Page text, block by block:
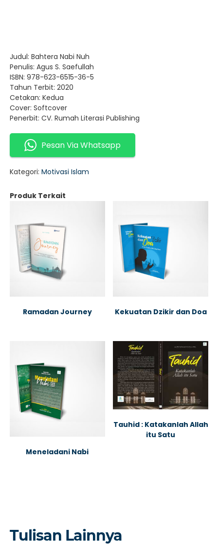
Judul: Bahtera Nabi Nuh
Penulis: Agus S. Saefullah
ISBN: 978-623-6515-36-5
Tahun Terbit: 2020
Cetakan: Kedua
Cover: Softcover
Penerbit: CV. Rumah Literasi Publishing
Pesan Via Whatsapp
Kategori: Motivasi Islam
Produk Terkait
Ramadan Journey Kekuatan Dzikir dan Doa
Meneladani Nabi
Tauhid : Katakanlah Allah
itu Satu
Tulisan Lainnya